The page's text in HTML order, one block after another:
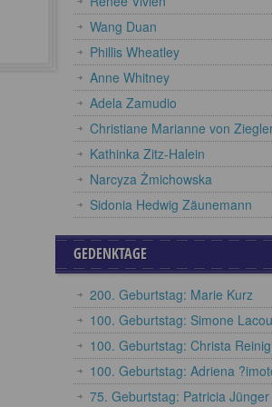
Wang Duan
Phillis Wheatley
Anne Whitney
Adela Zamudio
Christiane Marianne von
Kathinka Zitz-Halein
Narcyza Żmichowska
Sidonia Hedwig Zäunemann
GEDENKTAGE
200. Geburtstag: Marie Kurz
100. Geburtstag: Simone
100. Geburtstag: Christa Reinig
100. Geburtstag: Adriena
75. Geburtstag: Patricia Jünger